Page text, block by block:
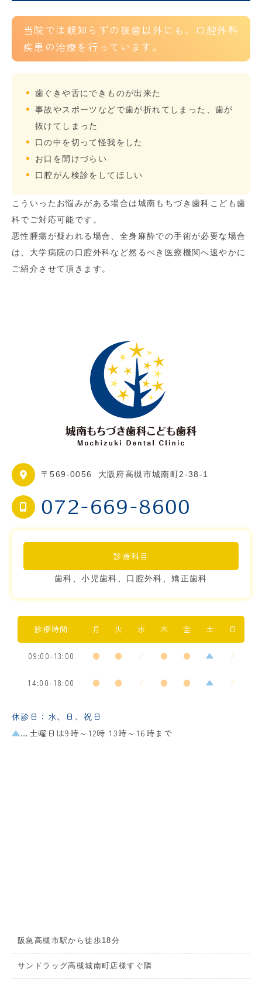
当院では親知らずの抜歯以外にも、口腔外科
疾患の治療を行っています。
歯ぐきや舌にできものが出来た
事故やスポーツなどで歯が折れてしまった、歯が
抜けてしまった
口の中を切って怪我をした
お口を開けづらい
口腔がん検診をしてほしい
こういったお悩みがある場合は城南もちづき歯科こども歯
科でご対応可能です。
悪性腫瘍が疑われる場合、全身麻酔での手術が必要な場合
は、大学病院の口腔外科など然るべき医療機関へ速やかに
ご紹介させて頂きます。
〒569-0056 大阪府高槻市城南町2-38-1
072-669-8600
診療科目
歯科、小児歯科、口腔外科、矯正歯科
診療時間 月 火 水 木 金 土 日
09:00-13:00 ● ● / ● ● ▲ /
14:00-18:00 ● ● / ● ● ▲ /
休診日：水、日、祝日
▲…土曜日は9時～12時 13時～16時まで
阪急高槻市駅から徒歩18分
サンドラッグ高槻城南町店様すぐ隣